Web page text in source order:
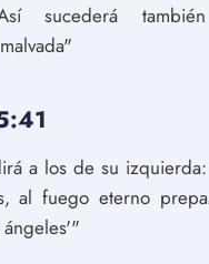
sucederá
a los de su
al fuego eterno